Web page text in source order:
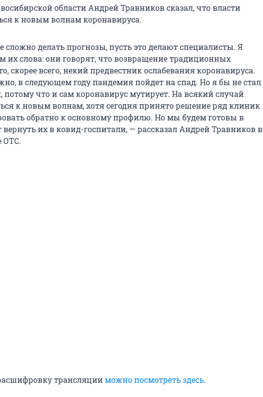
области Андрей Травников сказал, что власти
к новым волнам коронавируса.
сложно делать прогнозы, пусть это делают специалисты. Я
их слова: они говорят, что возвращение традиционных
скорее всего, некий предвестник ослабевания коронавируса.
в следующем году пандемия пойдет на спад. Но я бы не стал
потому что и сам коронавирус мутирует. На всякий случай
к новым волнам, хотя сегодня принято решение ряд клиник
обратно к основному профилю. Но мы будем готовы в
их в ковид-госпитали, — рассказал Андрей Травников в
ОТС.
трансляцииможно посмотреть здесь.